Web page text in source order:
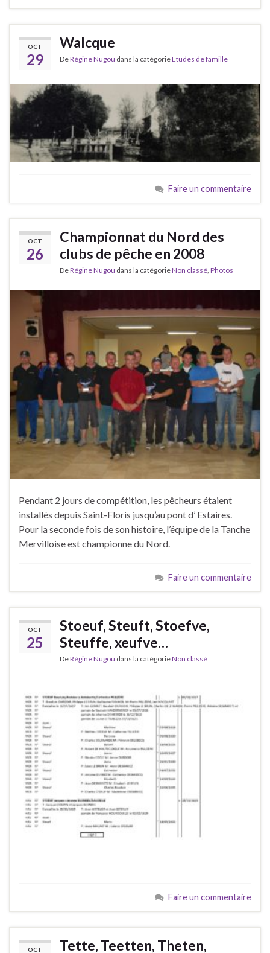
OCT
29
Walcque
DeRégine Nugou dans la catégorieEtudes de famille
Faire un commentaire
OCT
26
Championnat du Nord des
clubs de pêche en 2008
DeRégine Nugou dans la catégorieNon classé Photos
Pendant 2 jours de compétition, les pêcheurs étaient
installés depuis Saint-Floris jusqu’au pont d’ Estaires.
Pour la seconde fois de son histoire, l’équipe de la Tanche
Mervilloise est championne du Nord.
Faire un commentaire
OCT
25
Stoeuf, Steuft, Stoefve,
Steuffe, xeufve…
DeRégine Nugou dans la catégorieNon classé
Faire un commentaire
OCT Tette, Teetten, Theten,